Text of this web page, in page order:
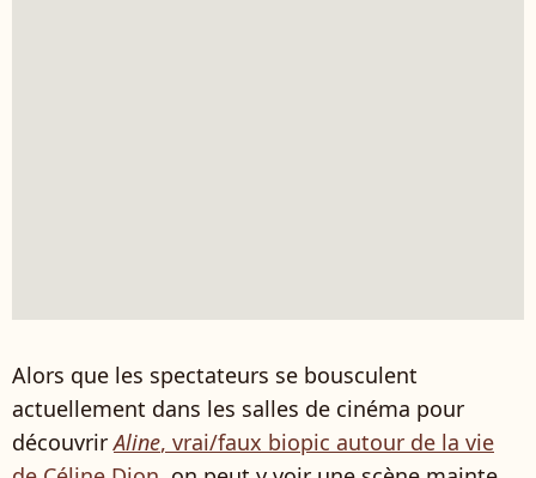
Alors que les spectateurs se bousculent
actuellement dans les salles de cinéma pour
découvrirAline, vrai/faux biopic autour de la vie